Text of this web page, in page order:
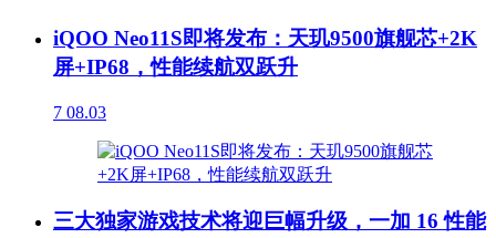
iQOO Neo11S即将发布：天玑9500旗舰芯+2K
屏+IP68，性能续航双跃升
7 08.03
三大独家游戏技术将迎巨幅升级，一加 16 性能